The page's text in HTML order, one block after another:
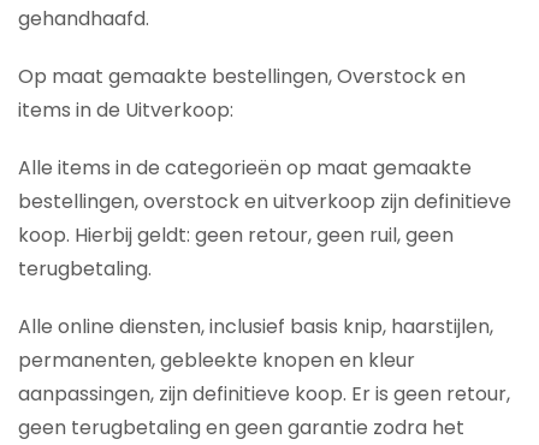
gehandhaafd.
Op maat gemaakte bestellingen, Overstock en
items in de Uitverkoop:
Alle items in de categorieën op maat gemaakte
bestellingen, overstock en uitverkoop zijn definitieve
koop. Hierbij geldt: geen retour, geen ruil, geen
terugbetaling.
Alle online diensten, inclusief basis knip, haarstijlen,
permanenten, gebleekte knopen en kleur
aanpassingen, zijn definitieve koop. Er is geen retour,
geen terugbetaling en geen garantie zodra het